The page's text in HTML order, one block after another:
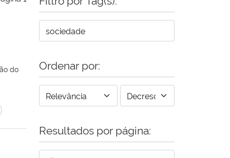
do
Ordenar por:
Resultados por página: